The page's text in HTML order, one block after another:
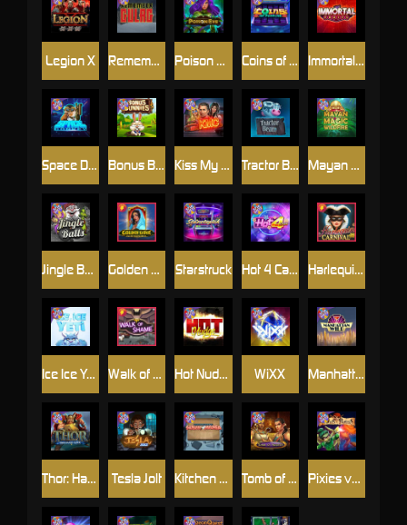
Manhattan Goes Wild
Kiss My Chainsaw Tractor Beam
Hot Nudge
Space Donkey
Starstruck
Poison Eve
Tomb of Nefertiti
Golden Genie And The Walking Wilds
Immortal Fruits
Tesla Jolt
Coins of Fortune
Mayan Magic Wildfire
WiXX
Legion X
Bonus Bunnies
Hot 4 Cash
Jingle Balls Harlequin Carnival
Walk of Shame
Kitchen Drama: Sushi Mania Pixies vs Pirates
Thor: Hammer Time
Ice Ice Yeti
Remember Gulag